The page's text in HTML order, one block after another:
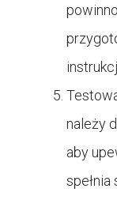
należy
aby
spełnia